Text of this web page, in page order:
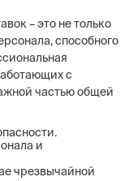
– это не только
способного
с
частью общей
и
чрезвычайной